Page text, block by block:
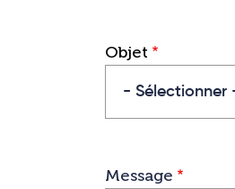
Objet
Message